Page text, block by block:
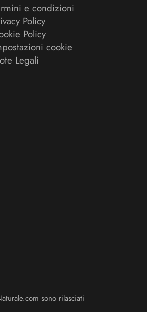
e condizioni
Policy
Policy
cookie
Legali
sono rilasciati